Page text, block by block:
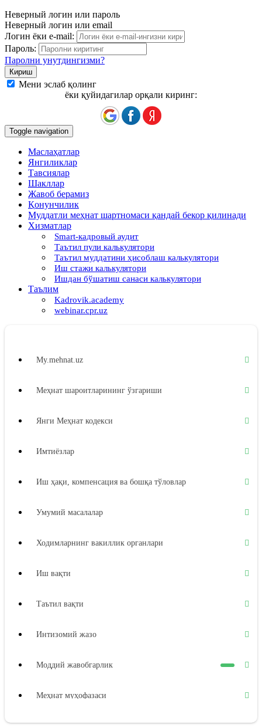
Неверный логин или пароль
Неверный логин или email
Логин ёки e-mail:
Пароль:
Паролни унутдингизми?
Мени эслаб қолинг
ёки қуйидагилар орқали киринг:
Toggle navigation
Маслаҳатлар
Янгиликлар
Тавсиялар
Шакллар
Жавоб берамиз
Қонунчилик
Муддатли меҳнат шартномаси қандай бекор қилинади
Хизматлар
Smart-кадровый аудит
Таътил пули калькулятори
Таътил муддатини ҳисоблаш калькулятори
Иш стажи калькулятори
Ишдан бўшатиш санаси калькулятори
Таълим
Kadrovik.academy
webinar.cpr.uz
My.mehnat.uz
Меҳнат шароитларининг ўзгариши
Янги Меҳнат кодекси
Имтиёзлар
Иш ҳақи, компенсация ва бошқа тўловлар
Умумий масалалар
Ходимларнинг вакиллик органлари
Иш вақти
Таътил вақти
Интизомий жазо
Моддий жавобгарлик
Меҳнат муҳофазаси
Ижтимоий таъминот